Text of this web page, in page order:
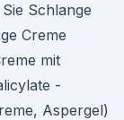
Schlange
Creme
mit
-
Aspergel)